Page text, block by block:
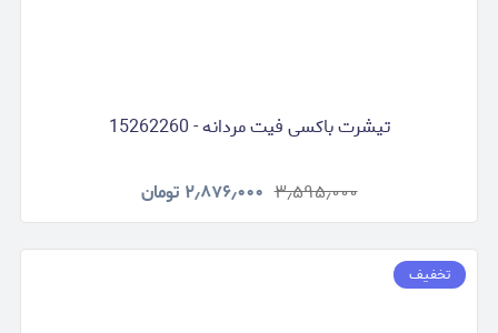
تیشرت باکسی فیت مردانه - 15262260
۳٫۵۹۵٫۰۰۰ ۲٫۸۷۶٫۰۰۰ تومان
تخفیف